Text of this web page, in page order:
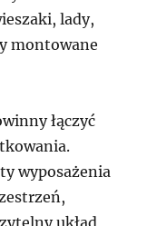
lady,
montowane
łączyć
wyposażenia
układ